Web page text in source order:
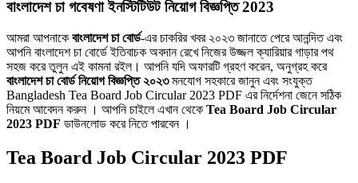
বাংলাদেশ চা গবেষণা ইনস্টিটিউট নিয়োগ বিজ্ঞপ্তি 2023
আমরা আপনাকে বাংলাদেশ চা বোর্ড-এর চাকরির খবর ২০২৩ জানাতে পেরে আনন্দিত এবং
আপনি বাংলাদেশ চা বোর্ডে ইতিবাচক অবদান রেখে নিজের উজ্জল ক্যারিয়ার গাড়ার পথ
সহজ করে তুলুন এই কামনা রইল। আপনি যদি অফারটি গ্রহণ করেন, অনুগ্রহ করে
বাংলাদেশ চা বোর্ড নিয়োগ বিজ্ঞপ্তি ২০২৩মনযোগ সহকারে জানুন এবং সংযুক্ত
Bangladesh Tea Board Job Circular 2023 PDF এর নির্দেশনা জেনে সঠিক
নিয়মে আবেদন করুন । আপনি চাইলে এখান থেকে Tea Board Job Circular
2023 PDF ডাউনলোড করে নিতে পারবেন ।
Tea Board Job Circular 2023 PDF